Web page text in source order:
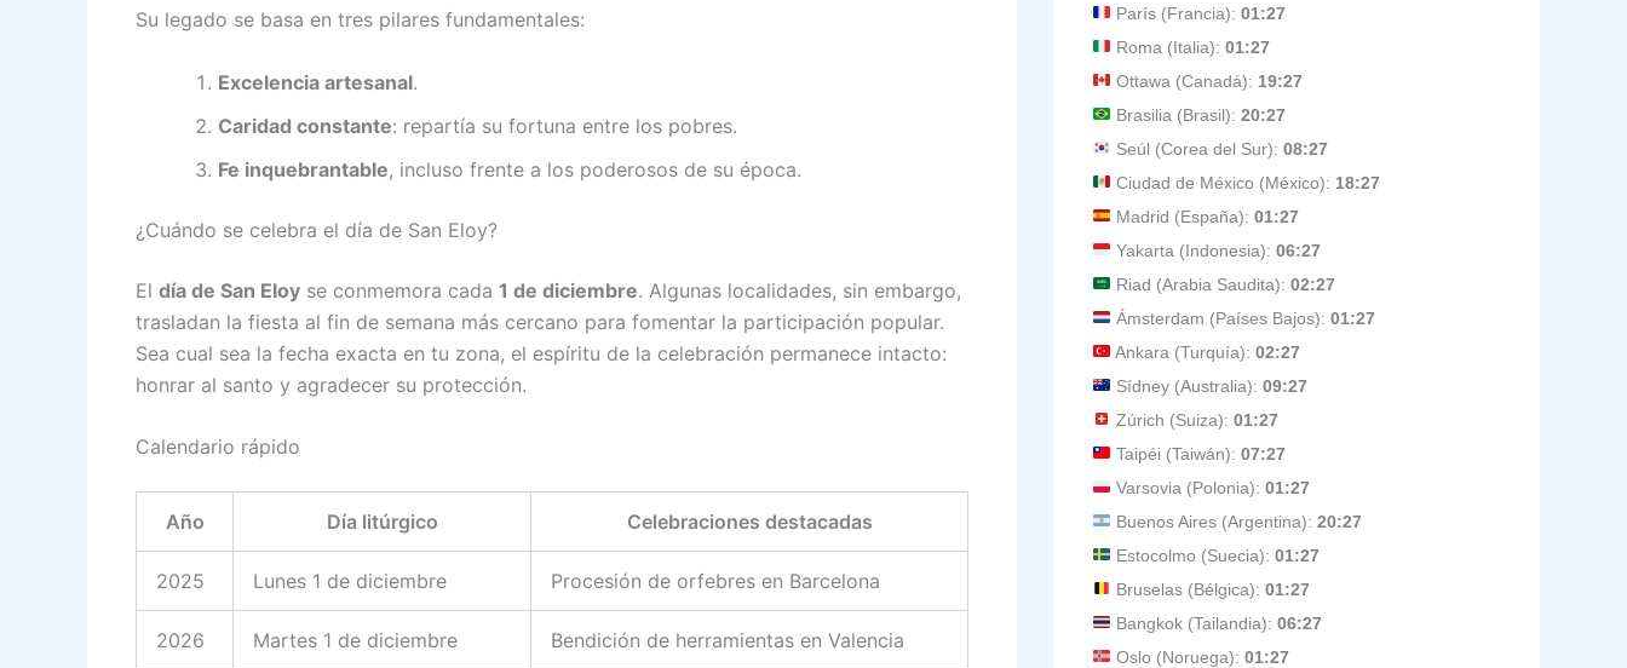
Su legado se basa en tres pilares fundamentales:
Excelencia artesanal.
Caridad constante: repartía su fortuna entre los pobres.
Fe inquebrantable, incluso frente a los poderosos de su época.
¿Cuándo se celebra el día de San Eloy?
El día de San Eloy se conmemora cada 1 de diciembre. Algunas localidades, sin embargo,
trasladan la fiesta al fin de semana más cercano para fomentar la participación popular.
Sea cual sea la fecha exacta en tu zona, el espíritu de la celebración permanece intacto:
honrar al santo y agradecer su protección.
Calendario rápido
Año Día litúrgico Celebraciones destacadas
2025 Lunes 1 de diciembre Procesión de orfebres en Barcelona
2026 Martes 1 de diciembre Bendición de herramientas en Valencia
París (Francia): 01:27
Roma (Italia): 01:27
Ottawa (Canadá): 19:27
Brasilia (Brasil): 20:27
Seúl (Corea del Sur): 08:27
Ciudad de México (México): 18:27
Madrid (España): 01:27
Yakarta (Indonesia): 06:27
Riad (Arabia Saudita): 02:27
Ámsterdam (Países Bajos): 01:27
Ankara (Turquía): 02:27
Sídney (Australia): 09:27
Zúrich (Suiza): 01:27
Taipéi (Taiwán): 07:27
Varsovia (Polonia): 01:27
Buenos Aires (Argentina): 20:27
Estocolmo (Suecia): 01:27
Bruselas (Bélgica): 01:27
Bangkok (Tailandia): 06:27
Oslo (Noruega): 01:27